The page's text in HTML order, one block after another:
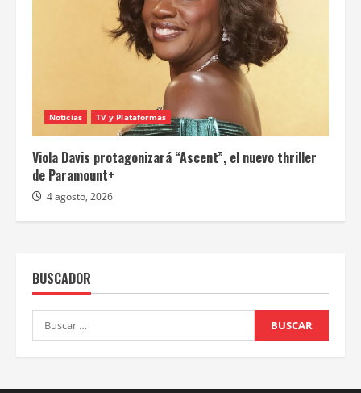
Noticias TV y Plataformas
Viola Davis protagonizará “Ascent”, el nuevo thriller
de Paramount+
4 agosto, 2026
BUSCADOR
Buscar: